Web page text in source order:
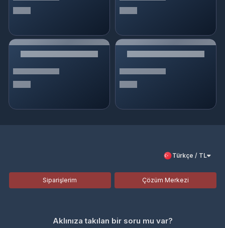
Türkçe / TL
Siparişlerim Çözüm Merkezi
Aklınıza takılan bir soru mu var?